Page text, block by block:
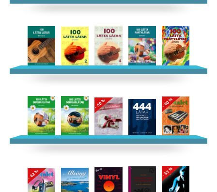
- 50 % - 60 %
- 62 % - 53 %